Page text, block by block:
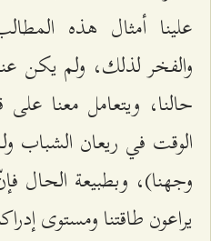
علينا أمثال هذه
والفخر لذلك، ولم يكن
حالنا، ويتعامل معنا
الوقت في ريعان الشباب
وجهنا)، وبطبيعة الحال
يراعون طاقتنا ومستوى